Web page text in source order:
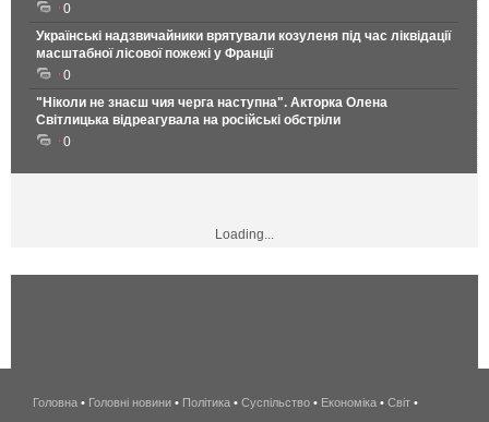
0
Українські надзвичайники врятували козуленя під час ліквідації
масштабної лісової пожежі у Франції
0
"Ніколи не знаєш чия черга наступна". Акторка Олена
Світлицька відреагувала на російські обстріли
0
Loading...
беспроводной
Головна • Головні новини • Політика • Суспільство • Економіка • Світ •